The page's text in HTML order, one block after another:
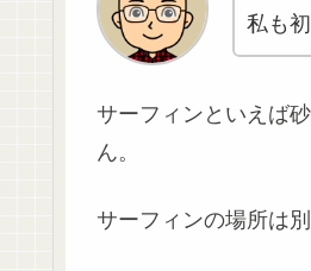
私も
サーフィンといえば
ん。
サーフィンの場所は